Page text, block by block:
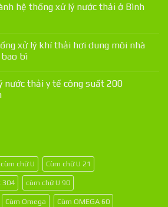
hệ thống xử lý nước thải ở Bình
xử lý khí thải hơi dung môi nhà
bì
nước thải y tế công suất 200
cùm chữ U Cùm chữ U 21
304 cùm chữ U 90
Cùm Omega Cùm OMEGA 60